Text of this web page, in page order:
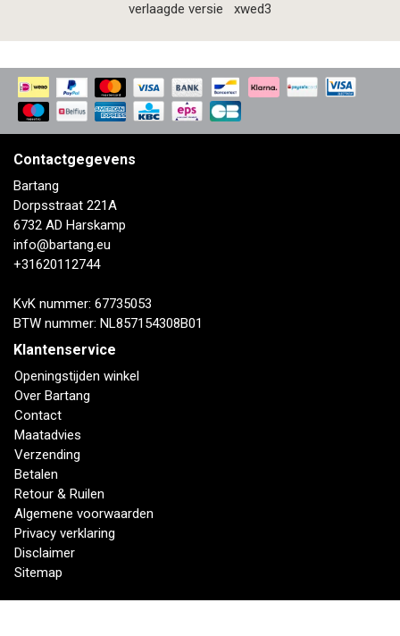
verlaagde versie
xwed3
Contactgegevens
Bartang
Dorpsstraat 221A
6732 AD Harskamp
info@bartang.eu
+31620112744
KvK nummer: 67735053
BTW nummer: NL857154308B01
Klantenservice
Openingstijden winkel
Over Bartang
Contact
Maatadvies
Verzending
Betalen
Retour & Ruilen
Algemene voorwaarden
Privacy verklaring
Disclaimer
Sitemap